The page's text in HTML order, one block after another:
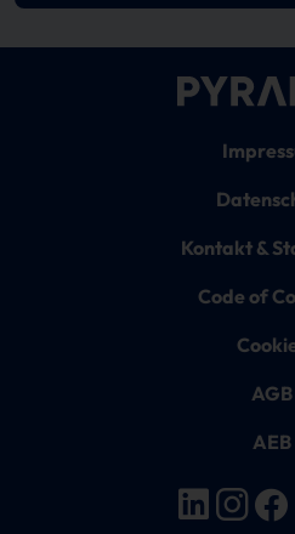
Kontakt &
Code of
AGB
AEB